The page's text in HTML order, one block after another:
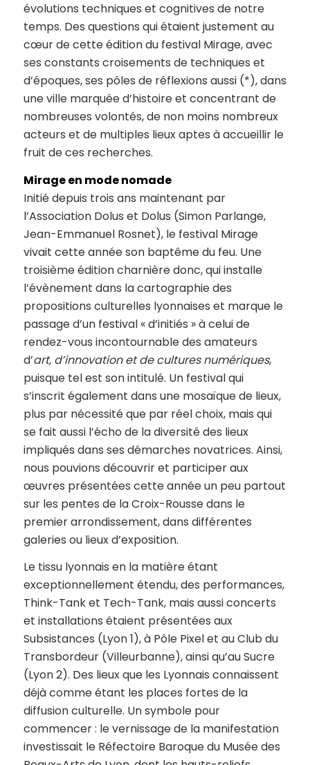
évolutions techniques et cognitives de notre
temps. Des questions qui étaient justement au
cœur de cette édition du festival Mirage, avec
ses constants croisements de techniques et
d’époques, ses pôles de réflexions aussi (*), dans
une ville marquée d’histoire et concentrant de
nombreuses volontés, de non moins nombreux
acteurs et de multiples lieux aptes à accueillir le
fruit de ces recherches.
Mirage en mode nomade
Initié depuis trois ans maintenant par
l’Association Dolus et Dolus (Simon Parlange,
Jean-Emmanuel Rosnet), le festival Mirage
vivait cette année son baptême du feu. Une
troisième édition charnière donc, qui installe
l’évènement dans la cartographie des
propositions culturelles lyonnaises et marque le
passage d’un festival « d’initiés » à celui de
rendez-vous incontournable des amateurs
d’art, d’innovation et de cultures numériques,
puisque tel est son intitulé. Un festival qui
s’inscrit également dans une mosaïque de lieux,
plus par nécessité que par réel choix, mais qui
se fait aussi l’écho de la diversité des lieux
impliqués dans ses démarches novatrices. Ainsi,
nous pouvions découvrir et participer aux
œuvres présentées cette année un peu partout
sur les pentes de la Croix-Rousse dans le
premier arrondissement, dans différentes
galeries ou lieux d’exposition.
Le tissu lyonnais en la matière étant
exceptionnellement étendu, des performances,
Think-Tank et Tech-Tank, mais aussi concerts
et installations étaient présentées aux
Subsistances (Lyon 1), à Pôle Pixel et au Club du
Transbordeur (Villeurbanne), ainsi qu’au Sucre
(Lyon 2). Des lieux que les Lyonnais connaissent
déjà comme étant les places fortes de la
diffusion culturelle. Un symbole pour
commencer : le vernissage de la manifestation
investissait le Réfectoire Baroque du Musée des